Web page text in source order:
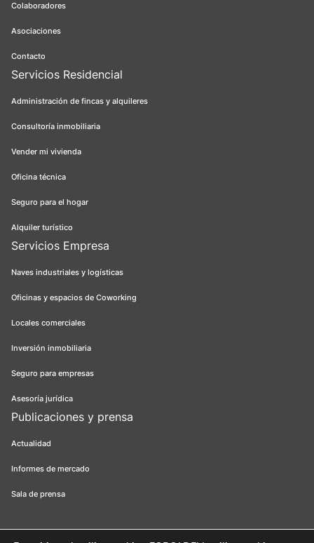
Colaboradores
Asociaciones
Contacto
Servicios Residencial
Administración de fincas y alquileres
Consultoría inmobiliaria
Vender mi vivienda
Oficina técnica
Seguro para el hogar
Alquiler turístico
Servicios Empresa
Naves industriales y logísticas
Oficinas y espacios de Coworking
Locales comerciales
Inversión inmobiliaria
Seguro para empresas
Asesoría jurídica
Publicaciones y prensa
Actualidad
Informes de mercado
Sala de prensa